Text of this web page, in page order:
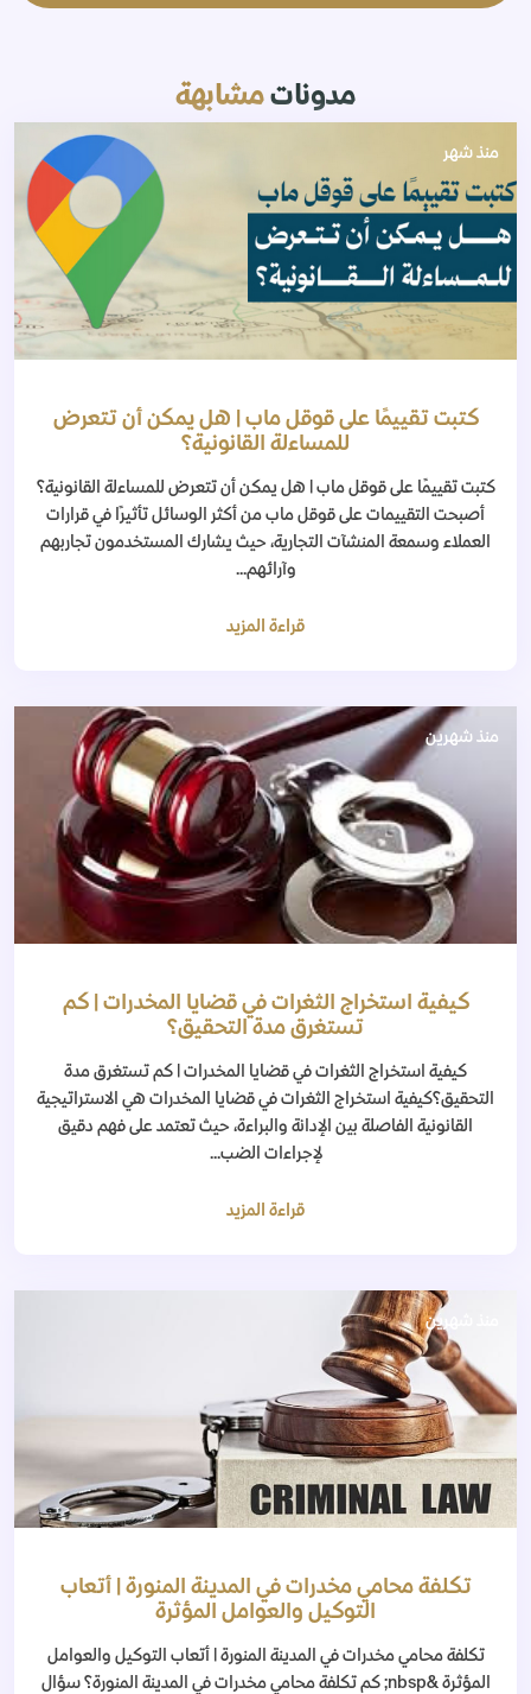
مدونات مشابهة
منذ شهر
كتبت تقييمًا على قوقل ماب | هل يمكن أن تتعرض
للمساءلة القانونية؟
كتبت تقييمًا على قوقل ماب | هل يمكن أن تتعرض للمساءلة القانونية؟
أصبحت التقييمات على قوقل ماب من أكثر الوسائل تأثيرًا في قرارات
العملاء وسمعة المنشآت التجارية، حيث يشارك المستخدمون تجاربهم
وآرائهم...
قراءة المزيد
منذ شهرين
كيفية استخراج الثغرات في قضايا المخدرات | كم
تستغرق مدة التحقيق؟
كيفية استخراج الثغرات في قضايا المخدرات | كم تستغرق مدة
التحقيق؟كيفية استخراج الثغرات في قضايا المخدرات هي الاستراتيجية
القانونية الفاصلة بين الإدانة والبراءة، حيث تعتمد على فهم دقيق
لإجراءات الضب...
قراءة المزيد
منذ شهرين
تكلفة محامي مخدرات في المدينة المنورة | أتعاب
التوكيل والعوامل المؤثرة
تكلفة محامي مخدرات في المدينة المنورة | أتعاب التوكيل والعوامل
المؤثرة &nbsp; كم تكلفة محامي مخدرات في المدينة المنورة؟ سؤال